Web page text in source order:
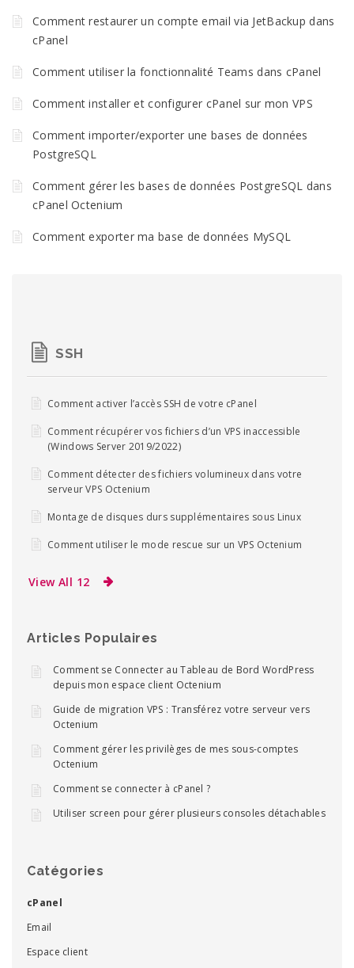
Comment restaurer un compte email via JetBackup dans
cPanel
Comment utiliser la fonctionnalité Teams dans cPanel
Comment installer et configurer cPanel sur mon VPS
Comment importer/exporter une bases de données
PostgreSQL
Comment gérer les bases de données PostgreSQL dans
cPanel Octenium
Comment exporter ma base de données MySQL
SSH
Comment activer l’accès SSH de votre cPanel
Comment récupérer vos fichiers d’un VPS inaccessible
(Windows Server 2019/2022)
Comment détecter des fichiers volumineux dans votre
serveur VPS Octenium
Montage de disques durs supplémentaires sous Linux
Comment utiliser le mode rescue sur un VPS Octenium
View All 12
Articles Populaires
Comment se Connecter au Tableau de Bord WordPress
depuis mon espace client Octenium
Guide de migration VPS : Transférez votre serveur vers
Octenium
Comment gérer les privilèges de mes sous-comptes
Octenium
Comment se connecter à cPanel ?
Utiliser screen pour gérer plusieurs consoles détachables
Catégories
cPanel
Email
Espace client